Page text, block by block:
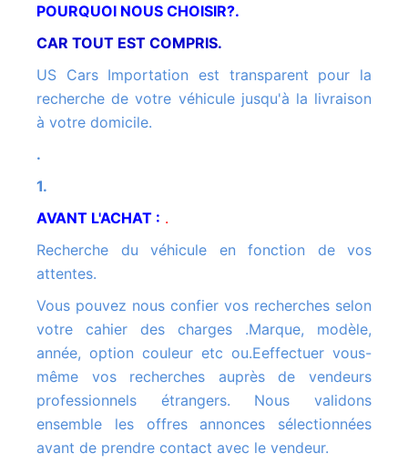
POURQUOI NOUS CHOISIR?.
CAR TOUT EST COMPRIS.
US Cars Importation est transparent pour la
recherche de votre véhicule jusqu'à la livraison
à votre domicile.
.
1.
AVANT L'ACHAT : .
Recherche du véhicule en fonction de vos
attentes.
Vous pouvez nous confier vos recherches selon
votre cahier des charges .Marque, modèle,
année, option couleur etc ou.Eeffectuer vous-
même vos recherches auprès de vendeurs
professionnels étrangers. Nous validons
ensemble les offres annonces sélectionnées
avant de prendre contact avec le vendeur.